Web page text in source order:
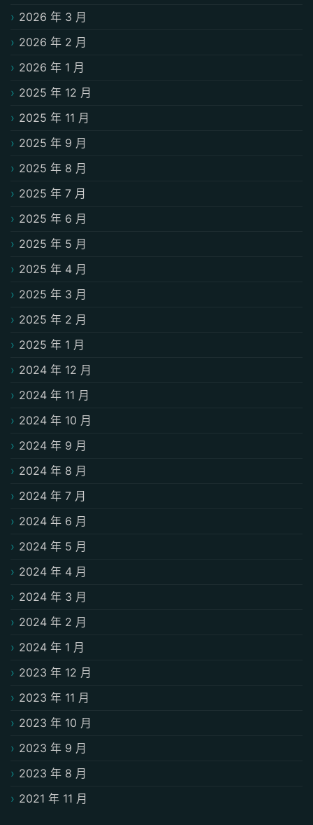
2026 年 3 月
2026 年 2 月
2026 年 1 月
2025 年 12 月
2025 年 11 月
2025 年 9 月
2025 年 8 月
2025 年 7 月
2025 年 6 月
2025 年 5 月
2025 年 4 月
2025 年 3 月
2025 年 2 月
2025 年 1 月
2024 年 12 月
2024 年 11 月
2024 年 10 月
2024 年 9 月
2024 年 8 月
2024 年 7 月
2024 年 6 月
2024 年 5 月
2024 年 4 月
2024 年 3 月
2024 年 2 月
2024 年 1 月
2023 年 12 月
2023 年 11 月
2023 年 10 月
2023 年 9 月
2023 年 8 月
2021 年 11 月